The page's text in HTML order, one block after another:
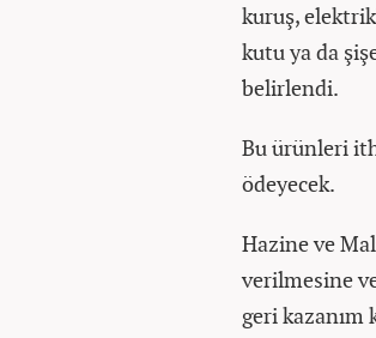
kuruş,
kutu ya da
belirlendi.
Bu ürünleri
ödeyecek.
Hazine ve
verilmesine
geri kazanım